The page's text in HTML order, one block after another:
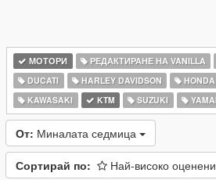
МОТОРИ РЕДАКТИРАНЕ НА VANILLA
DUCATI
HARLEY DAVIDSON HONDA
KAWASAKI
KTM SUZUKI
От: Миналата седмица
Сортирай по: Най-високо оценени